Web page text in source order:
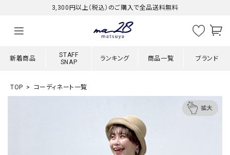
3,300円以上（税込）のご購入で全品送料無料
新着商品
STAFF
SNAP
ランキング 商品一覧 ブランド
TOP コーディネート一覧